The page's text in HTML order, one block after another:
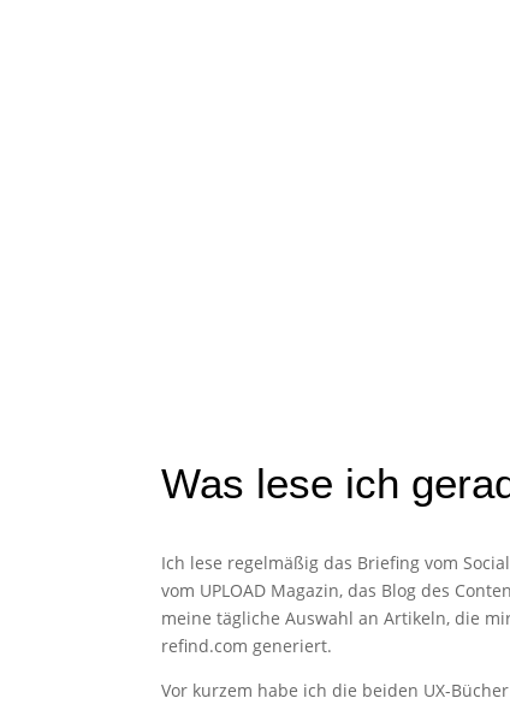
Was lese ich
Ich lese regelmäßig das Briefing vom
vom UPLOAD Magazin, das Blog des
meine tägliche Auswahl an Artikeln, die
refind.com generiert.
Vor kurzem habe ich die beiden UX-